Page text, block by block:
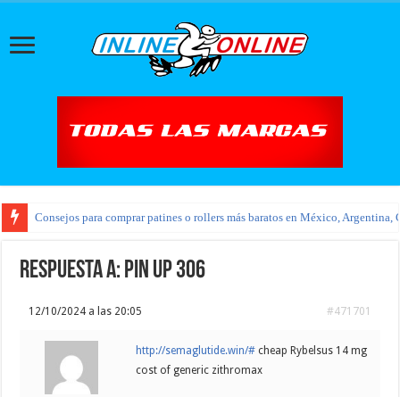
Consejos para comprar patines o rollers más baratos en México, Argentina,
Respuesta a: pin up 306
12/10/2024 a las 20:05 #471701
http://semaglutide.win/# cheap Rybelsus 14 mg
cost of generic zithromax